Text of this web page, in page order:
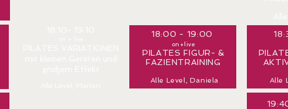
18:00 - 19:00
on+live
PILATES FIGUR- &
FAZIENTRAINING
Alle Level, Daniela Alle